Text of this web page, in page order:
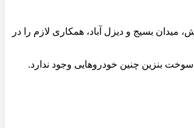
بسیج و دیزل آباد، همکاری لازم را در